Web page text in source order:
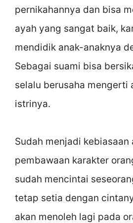
pernikahannya dan bisa
ayah yang sangat baik,
mendidik anak-anaknya
Sebagai suami bisa
selalu berusaha mengerti
istrinya.
Sudah menjadi kebiasaan
pembawaan karakter
sudah mencintai
tetap setia dengan
akan menoleh lagi pada